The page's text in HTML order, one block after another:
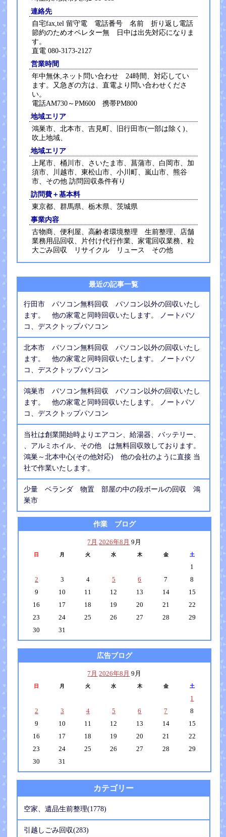
連絡先
自宅fax,tel 留守電 電話番号 名前 折り返し電話
節約のためオペレター無 日中は出先対応になりま
す。
直電 080-3173-2127
営業時間
年中無休,ネット問い合わせ 24時間、対応してい
ます。又急ぎの方は、直電より問い合わせくださ
い。
電話AM730～PM600 携帯PM800
地域エリア
鴻巣市、北本市、吉見町、旧行田市(一部は除く)、
吹上地域、
地域エリア
上尾市、桶川市、さいたま市、菖蒲市、白岡市、加
須市、川越市、東松山市、小川町、嵐山市、熊谷
市、その他 訪問回収条件有り
訪問費＋基本料
東京都、群馬県、栃木県、茨城県
事業内容
古物商、便利屋、高齢者環境整理 生前整理、店舗
業務用品回収、片付け代行作業、家電回収業務、粒
大ごみ回収 リサイクル リュース その他
最近の記事一覧
行田市 パソコン無料回収 パソコン以外の回収いたし
ます。 他の家電と同時回収いたします。 ノートパソ
コ、デスクトップパソコン
北本市 パソコン無料回収 パソコン以外の回収いたし
ます。 他の家電と同時回収いたします。 ノートパソ
コ、デスクトップパソコン
鴻巣市 パソコン無料回収 パソコン以外の回収いたし
ます。 他の家電と同時回収いたします。 ノートパソ
コ、デスクトップパソコン
当社は創業開始時よりエアコン、給湯器、バッテリー、
、アルミホイル、その他 は無料回収致しております。
鴻巣～北本中心(その他対応) 他の会社のように直接 当
社で作業いたします。
少量 ベランダ 物置 部屋の中の段ボールの回収 鴻
巣市
作業 ブログ
7月 2026年8月 9月
日 月 火 水 木 金 土
1
2
3 4 5 6 7
8
9
10 11 12 13 14
15
16
17 18 19 20 21
22
23
24 25 26 27 28
29
30
31
広告ブログ
7月 2026年8月 9月
日 月 火 水 木 金 土
1
2
3 4 5 6 7
8
9
10 11 12 13 14
15
16
17 18 19 20 21
22
23
24 25 26 27 28
29
30
31
カテゴリー
空家、遺品生前整理(1778)
引越しごみ回収(283)